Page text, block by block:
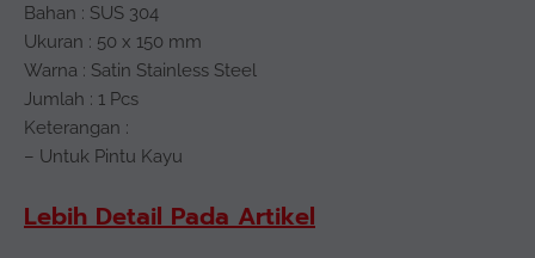
Bahan : SUS 304
Ukuran : 50 x 150 mm
Warna : Satin Stainless Steel
Jumlah : 1 Pcs
Keterangan :
– Untuk Pintu Kayu
Lebih Detail Pada Artikel